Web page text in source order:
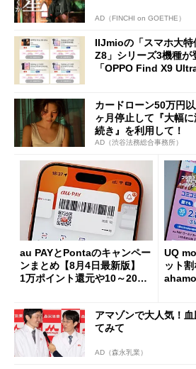
AD（FINCHI on GOETHE）
IIJmioの「スマホ大
Z8」シリーズ3機種
「OPPO Find X9
カードローン50万円
ヶ月停止して『大幅
続き』を利用して！
AD（渋谷法務総合事務所）
au PAYとPontaのキャンペー
ンまとめ【8月4日最新版】
1万ポイント還元や10～20％
UQ
ット
アマゾンで大人気！
てみて
AD（森永乳業）